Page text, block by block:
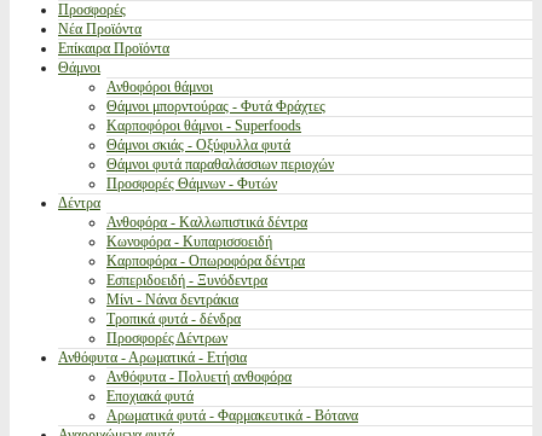
Προσφορές
Νέα Προϊόντα
Επίκαιρα Προϊόντα
Θάμνοι
Ανθοφόροι θάμνοι
Θάμνοι μπορντούρας - Φυτά Φράχτες
Καρποφόροι θάμνοι - Superfoods
Θάμνοι σκιάς - Οξύφυλλα φυτά
Θάμνοι φυτά παραθαλάσσιων περιοχών
Προσφορές Θάμνων - Φυτών
Δέντρα
Ανθοφόρα - Καλλωπιστικά δέντρα
Κωνοφόρα - Κυπαρισσοειδή
Καρποφόρα - Οπωροφόρα δέντρα
Εσπεριδοειδή - Ξυνόδεντρα
Μίνι - Νάνα δεντράκια
Τροπικά φυτά - δένδρα
Προσφορές Δέντρων
Ανθόφυτα - Αρωματικά - Ετήσια
Ανθόφυτα - Πολυετή ανθοφόρα
Εποχιακά φυτά
Αρωματικά φυτά - Φαρμακευτικά - Βότανα